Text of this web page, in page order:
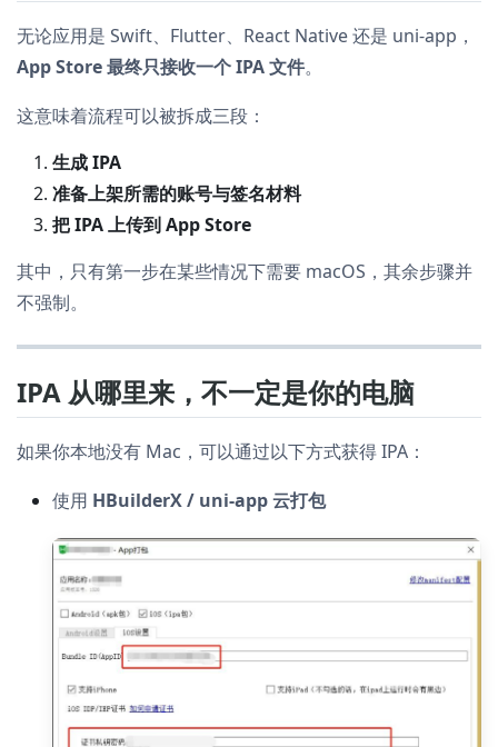
无论应用是 Swift、Flutter、React Native 还是 uni-app，
App Store 最终只接收一个 IPA 文件。
这意味着流程可以被拆成三段：
生成 IPA
准备上架所需的账号与签名材料
把 IPA 上传到 App Store
其中，只有第一步在某些情况下需要 macOS，其余步骤并
不强制。
IPA 从哪里来，不一定是你的电脑
如果你本地没有 Mac，可以通过以下方式获得 IPA：
使用 HBuilderX / uni-app 云打包